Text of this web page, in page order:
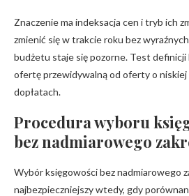
Znaczenie ma indeksacja cen i tryb ich
zmienić się w trakcie roku bez
budżetu staje się pozorne. Test definicji
ofertę przewidywalną od oferty o niskiej
dopłatach.
Procedura wyboru
bez nadmiarowego
Wybór księgowości bez nadmiarowego
najbezpieczniejszy wtedy, gdy